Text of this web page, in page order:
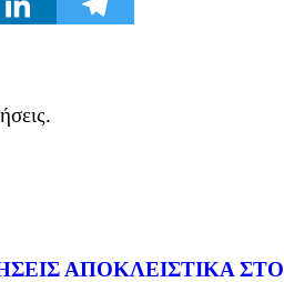
ΑΠΟΚΛΕΙΣΤΙΚΑ ΣΤΟ